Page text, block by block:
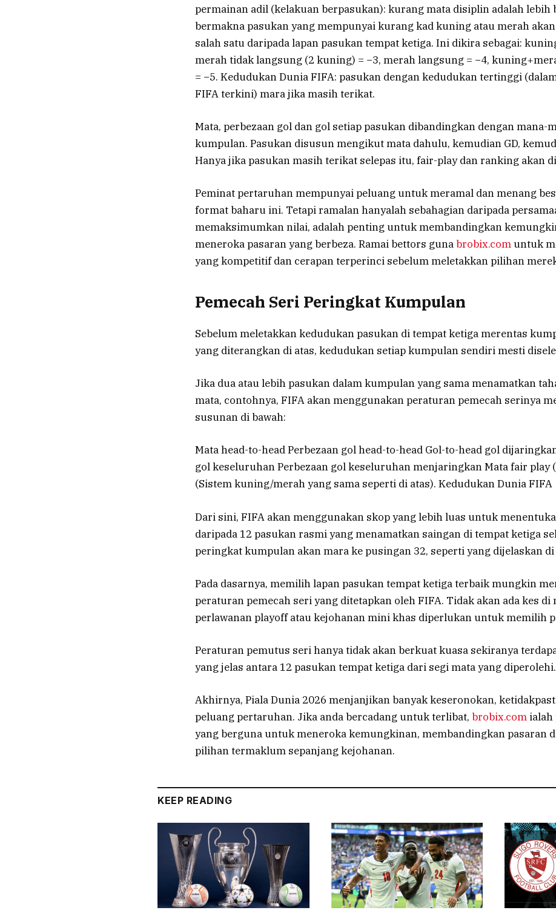
permainan adil (kelakuan berpasukan): kurang mata disiplin adalah lebih
bermakna pasukan yang mempunyai kurang kad kuning atau merah
salah satu daripada lapan pasukan tempat ketiga. Ini dikira sebagai:
merah tidak langsung (2 kuning) = −3, merah langsung = −4,
= −5. Kedudukan Dunia FIFA: pasukan dengan kedudukan tertinggi
FIFA terkini) mara jika masih terikat.
Mata, perbezaan gol dan gol setiap pasukan dibandingkan dengan mana-
kumpulan. Pasukan disusun mengikut mata dahulu, kemudian GD,
Hanya jika pasukan masih terikat selepas itu, fair-play dan ranking akan
Peminat pertaruhan mempunyai peluang untuk meramal dan menang
format baharu ini. Tetapi ramalan hanyalah sebahagian daripada
memaksimumkan nilai, adalah penting untuk membandingkan
meneroka pasaran yang berbeza. Ramai bettors gunabrobix.comuntuk
yang kompetitif dan cerapan terperinci sebelum meletakkan pilihan
Pemecah Seri Peringkat Kumpulan
Sebelum meletakkan kedudukan pasukan di tempat ketiga merentas
yang diterangkan di atas, kedudukan setiap kumpulan sendiri mesti
Jika dua atau lebih pasukan dalam kumpulan yang sama menamatkan
mata, contohnya, FIFA akan menggunakan peraturan pemecah serinya
susunan di bawah:
Mata head-to-head Perbezaan gol head-to-head Gol-to-head gol
gol keseluruhan Perbezaan gol keseluruhan menjaringkan Mata fair play
(Sistem kuning/merah yang sama seperti di atas). Kedudukan Dunia FIFA
Dari sini, FIFA akan menggunakan skop yang lebih luas untuk
daripada 12 pasukan rasmi yang menamatkan saingan di tempat ketiga
peringkat kumpulan akan mara ke pusingan 32, seperti yang dijelaskan di
Pada dasarnya, memilih lapan pasukan tempat ketiga terbaik mungkin
peraturan pemecah seri yang ditetapkan oleh FIFA. Tidak akan ada kes di
perlawanan playoff atau kejohanan mini khas diperlukan untuk memilih
Peraturan pemutus seri hanya tidak akan berkuat kuasa sekiranya
yang jelas antara 12 pasukan tempat ketiga dari segi mata yang diperolehi.
Akhirnya, Piala Dunia 2026 menjanjikan banyak keseronokan,
peluang pertaruhan. Jika anda bercadang untuk terlibat, brobix.com
yang berguna untuk meneroka kemungkinan, membandingkan pasaran
pilihan termaklum sepanjang kejohanan.
KEEP READING